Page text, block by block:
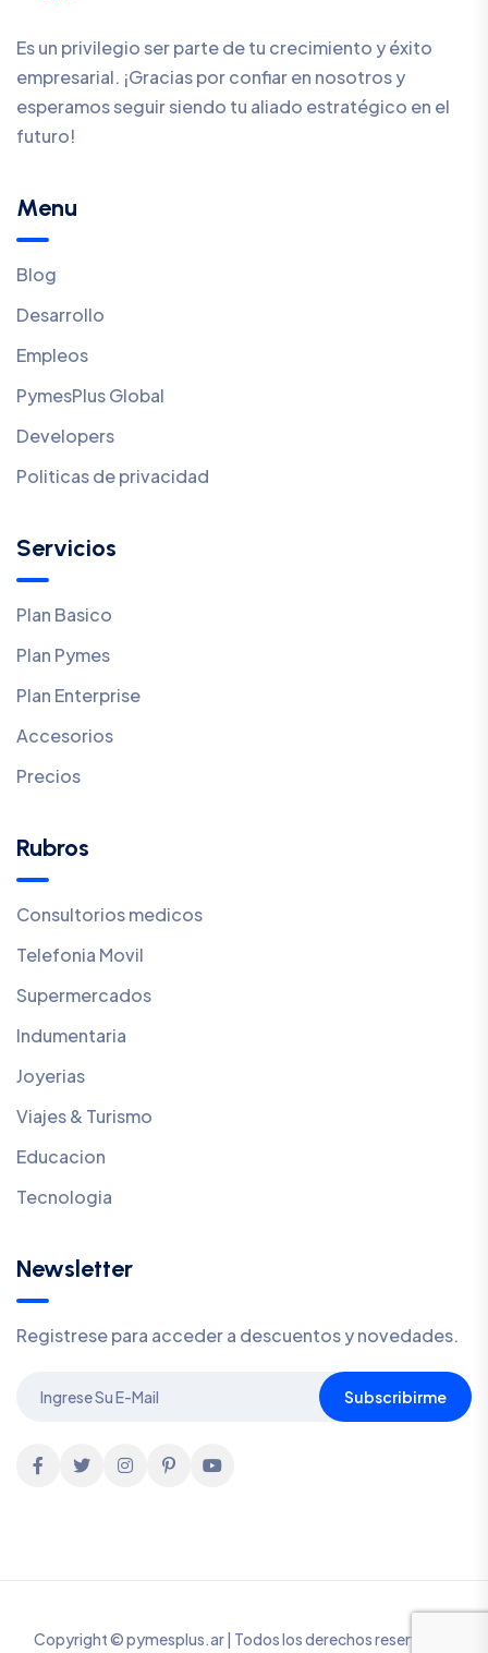
Es un privilegio ser parte de tu crecimiento y éxito
empresarial. ¡Gracias por confiar en nosotros y
esperamos seguir siendo tu aliado estratégico en el
futuro!
Menu
Blog
Desarrollo
Empleos
PymesPlus Global
Developers
Politicas de privacidad
Servicios
Plan Basico
Plan Pymes
Plan Enterprise
Accesorios
Precios
Rubros
Consultorios medicos
Telefonia Movil
Supermercados
Indumentaria
Joyerias
Viajes & Turismo
Educacion
Tecnologia
Newsletter
Registrese para acceder a descuentos y novedades.
Subscribirme
Copyright © pymesplus.ar | Todos los derechos reservados